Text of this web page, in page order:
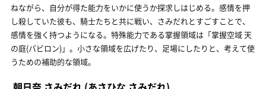
ねながら、自分が得た能力をいかに使うか探求しはじめる。感情を押
し殺していた彼も、騎士たちと共に戦い、さみだれとすごすことで、
感情を強く持つようになる。特殊能力である掌握領域は「掌握空域 天
の庭(バビロン)」。小さな領域を広げたり、足場にしたりと、考えて使
うための補助的な領域。